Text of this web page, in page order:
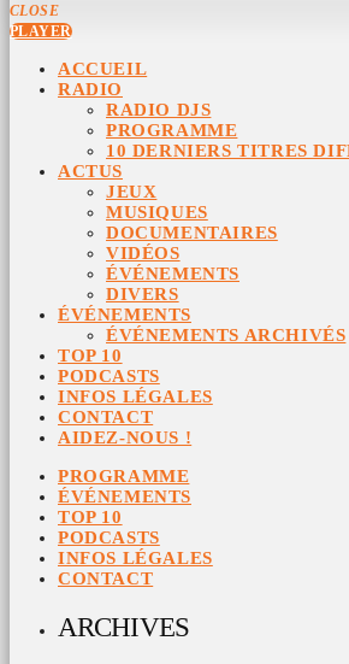
CLOSE
PLAYER
ACCUEIL
RADIO
RADIO DJS
PROGRAMME
10 DERNIERS TITRES
ACTUS
JEUX
MUSIQUES
DOCUMENTAIRES
VIDÉOS
ÉVÉNEMENTS
DIVERS
ÉVÉNEMENTS
ÉVÉNEMENTS ARCHIVÉS
TOP 10
PODCASTS
INFOS LÉGALES
CONTACT
AIDEZ-NOUS !
PROGRAMME
ÉVÉNEMENTS
TOP 10
PODCASTS
INFOS LÉGALES
CONTACT
ARCHIVES